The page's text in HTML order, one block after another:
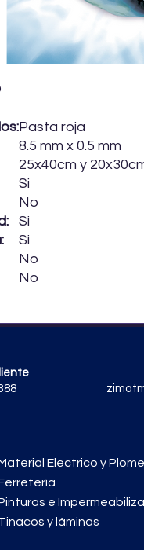
Pasta roja
8.5 mm x 0.5 mm
25x40cm y
Si
No
Si
Si
No
No
Electrico y
e
y láminas